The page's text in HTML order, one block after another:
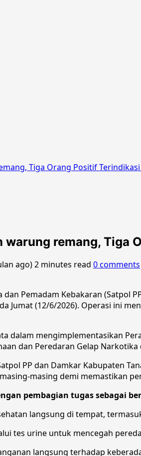
Tiga Orang Positif
warung remang, Tiga
ago)2 minutes read 0 comments
dan Pemadam Kebakaran (Satpol
Jumat (12/6/2026). Operasi ini
dalam mengimplementasikan
dan Peredaran Gelap
PP dan Damkar Kabupaten
masing demi memastikan
pembagian tugas sebagai
langsung di tempat,
tes urine untuk mencegah
langsung terhadap